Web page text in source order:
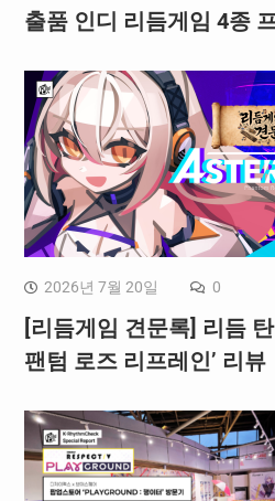
출품 인디 리듬게임 4종
2026년 7월 20일 0
[리듬게임 견문록] 리듬
팬텀 로즈 리프레인’ 리뷰